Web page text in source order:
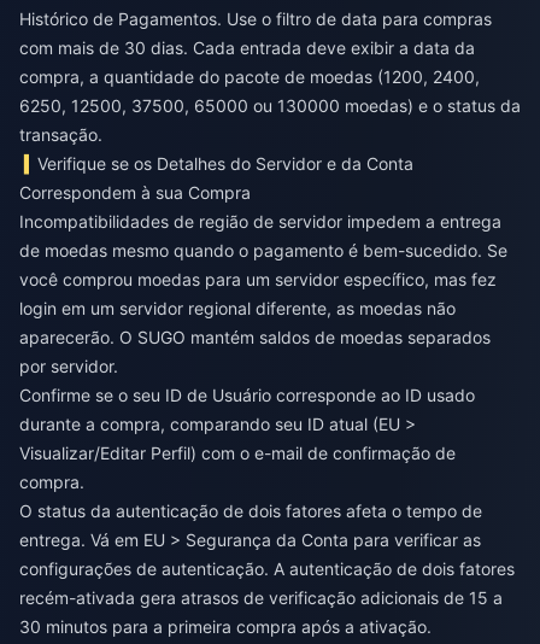
Histórico de Pagamentos. Use o filtro de data para compras
com mais de 30 dias. Cada entrada deve exibir a data da
compra, a quantidade do pacote de moedas (1200, 2400,
6250, 12500, 37500, 65000 ou 130000 moedas) e o status da
transação.
Verifique se os Detalhes do Servidor e da Conta
Correspondem à sua Compra
Incompatibilidades de região de servidor impedem a entrega
de moedas mesmo quando o pagamento é bem-sucedido. Se
você comprou moedas para um servidor específico, mas fez
login em um servidor regional diferente, as moedas não
aparecerão. O SUGO mantém saldos de moedas separados
por servidor.
Confirme se o seu ID de Usuário corresponde ao ID usado
durante a compra, comparando seu ID atual (EU >
Visualizar/Editar Perfil) com o e-mail de confirmação de
compra.
O status da autenticação de dois fatores afeta o tempo de
entrega. Vá em EU > Segurança da Conta para verificar as
configurações de autenticação. A autenticação de dois fatores
recém-ativada gera atrasos de verificação adicionais de 15 a
30 minutos para a primeira compra após a ativação.